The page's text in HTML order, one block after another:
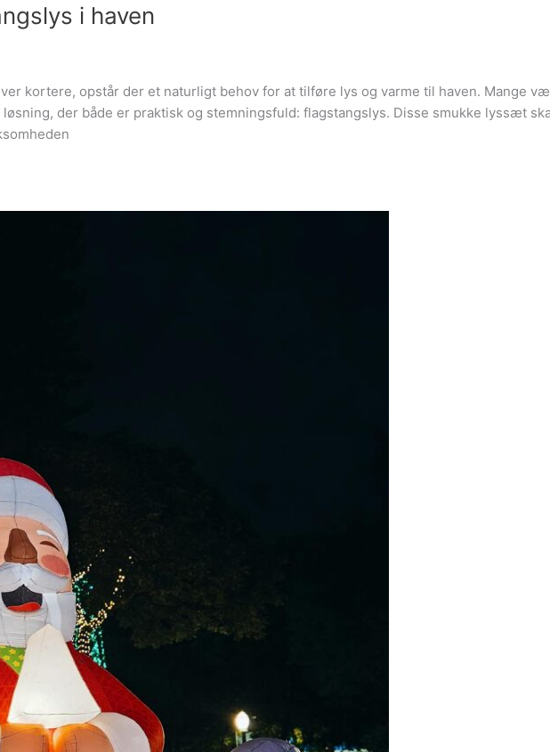
i haven
kortere, opstår der et naturligt behov for at tilføre lys og varme til haven. Mange
der både er praktisk og stemningsfuld: flagstangslys. Disse smukke lyssæt